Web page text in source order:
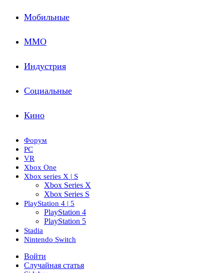
Мобильные
ММО
Индустрия
Социальные
Кино
Форум
PC
VR
Xbox One
Xbox series X | S
Xbox Series X
Xbox Series S
PlayStation 4 | 5
PlayStation 4
PlayStation 5
Stadia
Nintendo Switch
Войти
Случайная статья